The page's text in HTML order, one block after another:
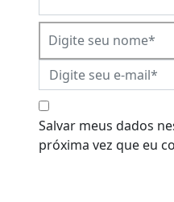
Salvar meus dados
próxima vez que eu